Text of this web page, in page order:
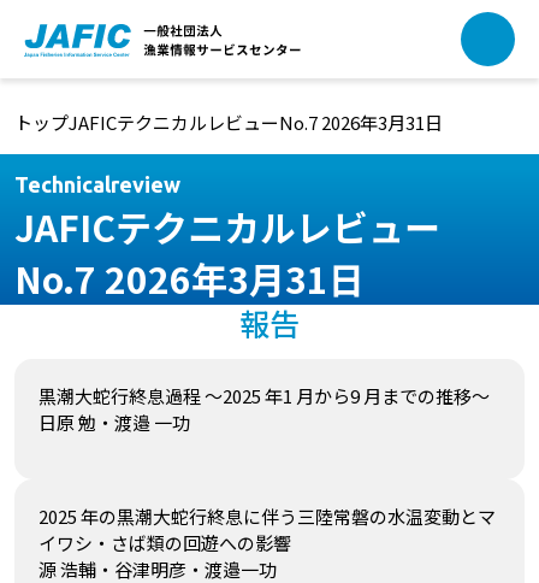
トップJAFICテクニカルレビューNo.7 2026年3月31日
JAFICテクニカルレビュー
No.7 2026年3月31日
Technicalreview
報告
黒潮大蛇行終息過程 ～2025 年1 月から9 月までの推移～
日原 勉・渡邉 一功
2025 年の黒潮大蛇行終息に伴う三陸常磐の水温変動とマ
イワシ・さば類の回遊への影響
源 浩輔・谷津明彦・渡邉一功